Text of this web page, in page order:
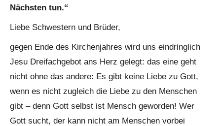
Nächsten tun.“
Liebe Schwestern und Brüder,
gegen Ende des Kirchenjahres wird uns eindringlich
Jesu Dreifachgebot ans Herz gelegt: das eine geht
nicht ohne das andere: Es gibt keine Liebe zu Gott,
wenn es nicht zugleich die Liebe zu den Menschen
gibt – denn Gott selbst ist Mensch geworden! Wer
Gott sucht, der kann nicht am Menschen vorbei